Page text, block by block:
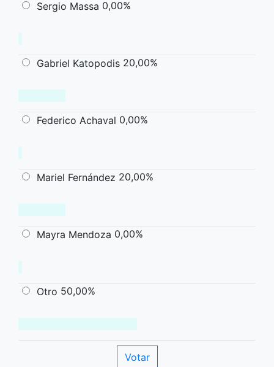
Sergio Massa 0,00%
Gabriel Katopodis 20,00%
Federico Achaval 0,00%
Mariel Fernández 20,00%
Mayra Mendoza 0,00%
Otro 50,00%